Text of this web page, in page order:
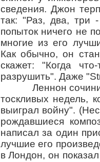
сведения. Джон
так: "Раз, два, три
попыток ничего не
многие из его
Как обычно, он
скажет: "Когда
разрушить". Даже
Леннон сочинил
тоскливых недель,
выиграл войну".
рождавшиеся
написал за один
лучшие его
в Лондон, он